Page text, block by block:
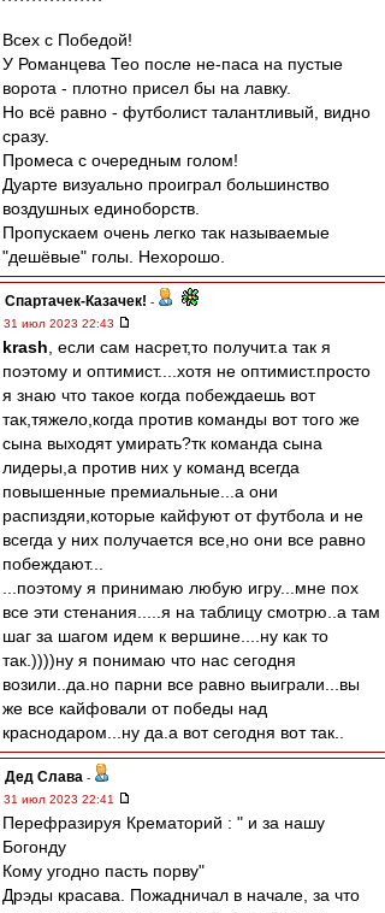
Всех с Победой!
У Романцева Тео после не-паса на пустые
ворота - плотно присел бы на лавку.
Но всё равно - футболист талантливый, видно
сразу.
Промеса с очередным голом!
Дуарте визуально проиграл большинство
воздушных единоборств.
Пропускаем очень легко так называемые
"дешёвые" голы. Нехорошо.
Спартачек-Казачек! -
31 июл 2023 22:43
krash , если сам насрет,то получит.а так я
поэтому и оптимист....хотя не оптимист.просто
я знаю что такое когда побеждаешь вот
так,тяжело,когда против команды вот того же
сына выходят умирать?тк команда сына
лидеры,а против них у команд всегда
повышенные премиальные...а они
распиздяи,которые кайфуют от футбола и не
всегда у них получается все,но они все равно
побеждают...
...поэтому я принимаю любую игру...мне пох
все эти стенания.....я на таблицу смотрю..а там
шаг за шагом идем к вершине....ну как то
так.))))ну я понимаю что нас сегодня
возили..да.но парни все равно выиграли...вы
же все кайфовали от победы над
краснодаром...ну да.а вот сегодня вот так..
Дед Слава -
31 июл 2023 22:41
Перефразируя Крематорий : " и за нашу
Богонду
Кому угодно пасть порву"
Дрэды красава. Пожадничал в начале, за что